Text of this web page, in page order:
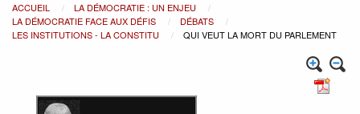
ACCUEIL
LA DÉMOCRATIE : UN ENJEU
LA DÉMOCRATIE FACE AUX DÉFIS
DÉBATS
LES INSTITUTIONS - LA CONSTITU
QUI VEUT LA MORT DU PARLEMENT